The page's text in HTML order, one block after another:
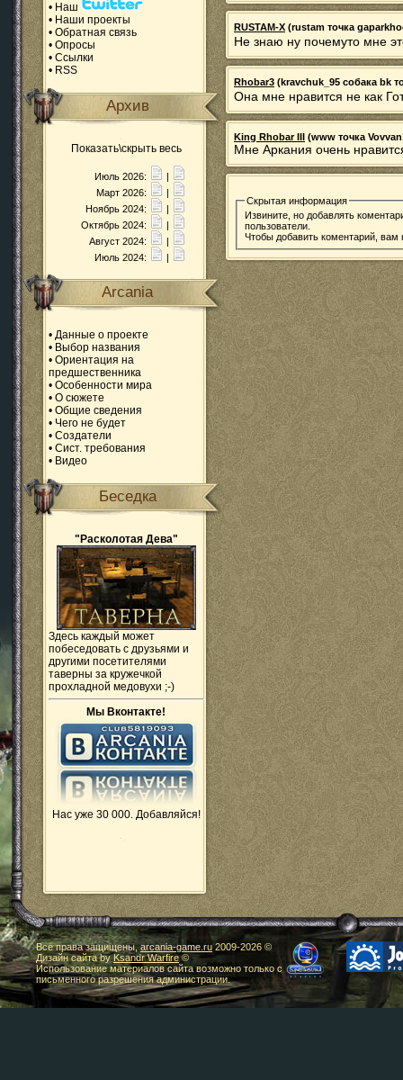
• Наш
• Наши проекты
• Обратная связь
• Опросы
• Ссылки
• RSS
Архив
Показать\скрыть весь
Июль 2026:
|
Март 2026:
|
Ноябрь 2024:
|
Октябрь 2024:
|
Август 2024:
|
Июль 2024:
|
Arcania
• Данные о проекте
• Выбор названия
• Ориентация на
предшественника
• Особенности мира
• О сюжете
• Общие сведения
• Чего не будет
• Создатели
• Сист. требования
• Видео
Беседка
"Расколотая Дева"
Здесь каждый может
побеседовать с друзьями и
другими посетителями
таверны за кружечкой
прохладной медовухи ;-)
Мы Вконтакте!
Нас уже 30 000. Добавляйся!
RUSTAM-X (rustam точка
Не знаю ну почемуто мне
Rhobar3 (kravchuk_95 собака bk
Она мне нравится не как
King Rhobar III (www точка
Мне Аркания очень
Скрытая информация
Извините, но добавлять
пользователи.
Чтобы добавить коментарий,
Все права защищены,arcania-game.ru2009-2026 ©
Дизайн сайта byKsandr Warfire©
Использование материалов сайта возможно только с
письменного разрешения администрации.